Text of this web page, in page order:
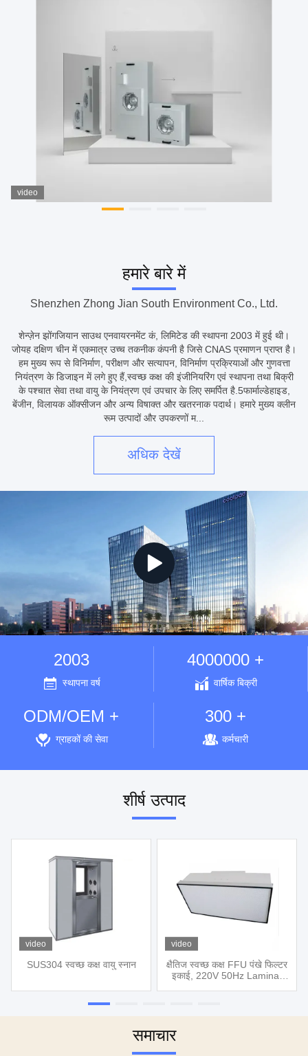
video
हमारे बारे में
Shenzhen Zhong Jian South Environment Co., Ltd.
शेन्ज़ेन झोंगजियान साउथ एनवायरनमेंट कं, लिमिटेड की स्थापना 2003 में हुई थी।
जोयह दक्षिण चीन में एकमात्र उच्च तकनीक कंपनी है जिसे CNAS प्रमाणन प्राप्त है।
हम मुख्य रूप से विनिर्माण, परीक्षण और सत्यापन, विनिर्माण प्रक्रियाओं और गुणवत्ता
नियंत्रण के डिजाइन में लगे हुए हैं,स्वच्छ कक्ष की इंजीनियरिंग एवं स्थापना तथा बिक्री
के पश्चात सेवा तथा वायु के नियंत्रण एवं उपचार के लिए समर्पित है.5फार्माल्डेहाइड,
बेंजीन, विलायक ऑक्सीजन और अन्य विषाक्त और खतरनाक पदार्थ। हमारे मुख्य क्लीन
रूम उत्पादों और उपकरणों म...
अधिक देखें
2003
स्थापना वर्ष
4000000 +
वार्षिक बिक्री
ODM/OEM +
ग्राहकों की सेवा
300 +
कर्मचारी
शीर्ष उत्पाद
video
SUS304 स्वच्छ कक्ष वायु स्नान
video
क्षैतिज स्वच्छ कक्ष FFU पंखे फिल्टर
इकाई, 220V 50Hz Laminar
समाचार